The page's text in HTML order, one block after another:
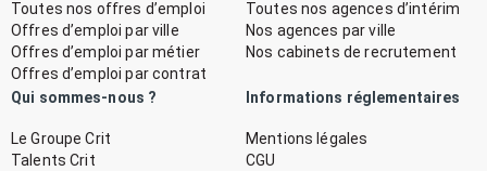
Toutes nos offres d’emploi
Offres d’emploi par ville
Offres d’emploi par métier
Offres d’emploi par contrat
Toutes nos agences d’intérim
Nos agences par ville
Nos cabinets de recrutement
Qui sommes-nous ?
Le Groupe Crit
Talents Crit
Informations réglementaires
Mentions légales
CGU